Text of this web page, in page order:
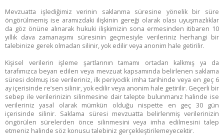
Mevzuatta işlediğimiz verinin saklanma süresine yönelik bir süre
öngörülmemiş ise aramızdaki ilişkinin gereği olarak olası uyuşmazlıklar
da göz önüne alınarak hukuki ilişkimizin sona ermesinden itibaren 10
yıllık dava zamanaşımı süresinin geçmesiyle verileriniz herhangi bir
talebinize gerek olmadan silinir, yok edilir veya anonim hale getirilir.
Kişisel verilerin işleme şartlarının tamamı ortadan kalkmış ya da
tarafımızca beyan edilen veya mevzuat kapsamında belirlenen saklama
süresi dolmuş ise verileriniz, ilk periyodik imha tarihinde veya en geç 6
ay içerisinde re’sen silinir, yok edilir veya anonim hale getirilir. Geçerli bir
sebep ile verilerinizin silinmesine dair talepte bulunmanız halinde ise
verileriniz yasal olarak mümkün olduğu nispette en geç 30 gün
içerisinde silinir. Saklama süresi mevzuatta belirlenmiş verilerinizin
öngörülen sürelerden önce silinmesini veya imha edilmesini talep
etmeniz halinde söz konusu talebiniz gerçekleştirilemeyecektir.